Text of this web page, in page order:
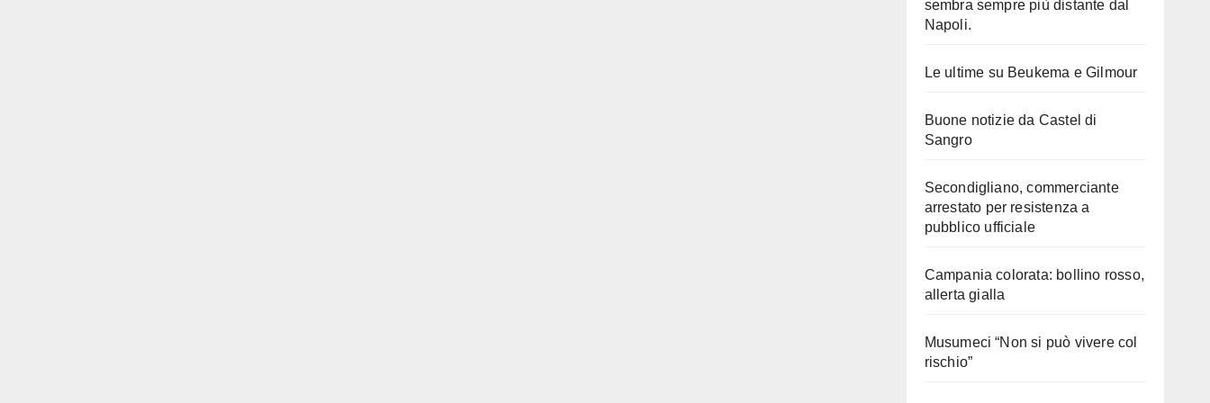
sembra sempre più distante dal
Napoli.
Le ultime su Beukema e Gilmour
Buone notizie da Castel di
Sangro
Secondigliano, commerciante
arrestato per resistenza a
pubblico ufficiale
Campania colorata: bollino rosso,
allerta gialla
Musumeci “Non si può vivere col
rischio”